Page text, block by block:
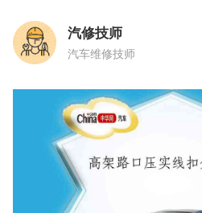
汽修技师
汽车维修技师